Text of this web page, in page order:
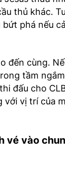
thủ khác.
phá nếu
đến cùng.
tầm
đấu cho
với vị trí của
vé vào